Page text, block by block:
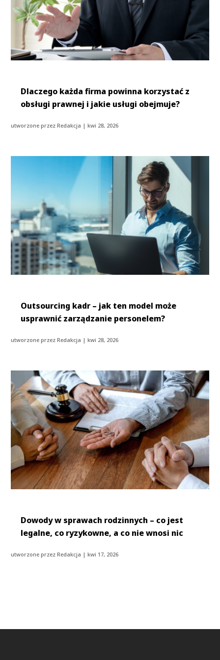
Dlaczego każda firma powinna korzystać z
obsługi prawnej i jakie usługi obejmuje?
utworzone przezRedakcja |kwi 28, 2026
Outsourcing kadr – jak ten model może
usprawnić zarządzanie personelem?
utworzone przezRedakcja |kwi 28, 2026
Dowody w sprawach rodzinnych – co jest
legalne, co ryzykowne, a co nie wnosi nic
utworzone przezRedakcja |kwi 17, 2026